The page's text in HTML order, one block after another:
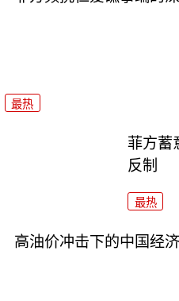
最热
菲方蓄
反制
最热
高油价冲击下的中国经